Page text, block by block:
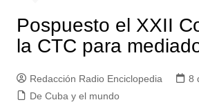
Pospuesto el XXII
la CTC para
Redacción Radio Enciclopedia
8
De Cuba y el mundo